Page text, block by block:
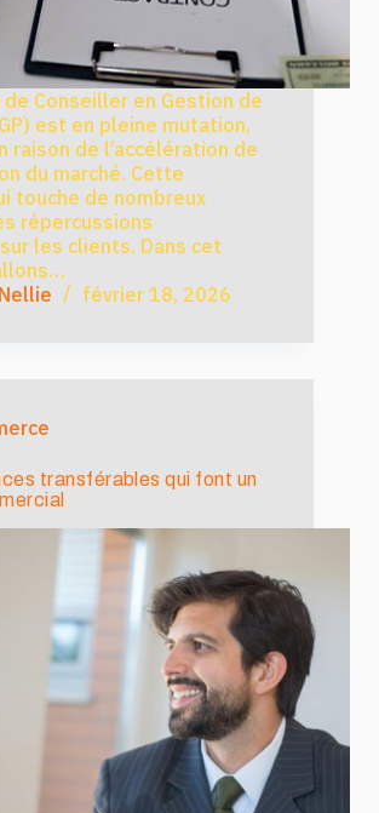
Conseiller en Gestion de
est en pleine mutation,
raison de l’accélération de
du marché. Cette
touche de nombreux
répercussions
les clients. Dans cet
février 18, 2026
transférables qui font un